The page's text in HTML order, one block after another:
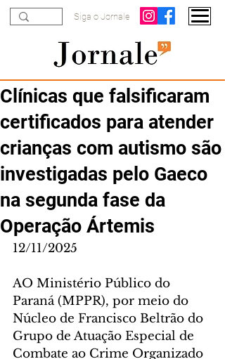
Siga o Jornale
Clínicas que falsificaram
certificados para atender
crianças com autismo são
investigadas pelo Gaeco
na segunda fase da
Operação Ártemis
12/11/2025
AO Ministério Público do
Paraná (MPPR), por meio do
Núcleo de Francisco Beltrão do
Grupo de Atuação Especial de
Combate ao Crime Organizado